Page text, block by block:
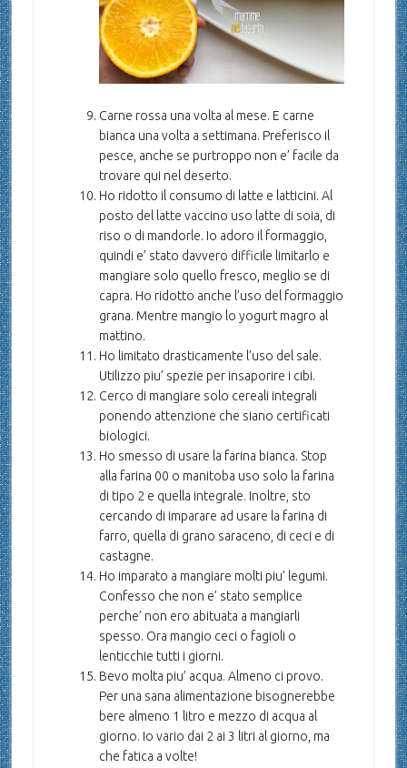
Carne rossa una volta al mese. E carne
bianca una volta a settimana. Preferisco il
pesce, anche se purtroppo non e’ facile da
trovare qui nel deserto.
Ho ridotto il consumo di latte e latticini. Al
posto del latte vaccino uso latte di soia, di
riso o di mandorle. Io adoro il formaggio,
quindi e’ stato davvero difficile limitarlo e
mangiare solo quello fresco, meglio se di
capra. Ho ridotto anche l’uso del formaggio
grana. Mentre mangio lo yogurt magro al
mattino.
Ho limitato drasticamente l’uso del sale.
Utilizzo piu’ spezie per insaporire i cibi.
Cerco di mangiare solo cereali integrali
ponendo attenzione che siano certificati
biologici.
Ho smesso di usare la farina bianca. Stop
alla farina 00 o manitoba uso solo la farina
di tipo 2 e quella integrale. Inoltre, sto
cercando di imparare ad usare la farina di
farro, quella di grano saraceno, di ceci e di
castagne.
Ho imparato a mangiare molti piu’ legumi.
Confesso che non e’ stato semplice
perche’ non ero abituata a mangiarli
spesso. Ora mangio ceci o fagioli o
lenticchie tutti i giorni.
Bevo molta piu’ acqua. Almeno ci provo.
Per una sana alimentazione bisognerebbe
bere almeno 1 litro e mezzo di acqua al
giorno. Io vario dai 2 ai 3 litri al giorno, ma
che fatica a volte!